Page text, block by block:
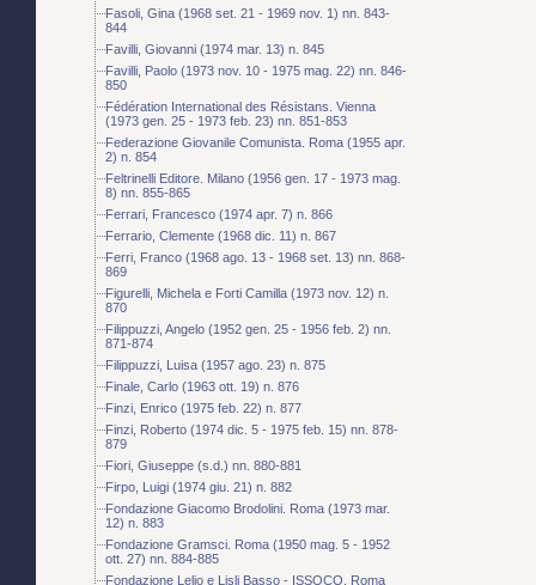
Fasoli, Gina (1968 set. 21 - 1969 nov. 1) nn. 843-
844
Favilli, Giovanni (1974 mar. 13) n. 845
Favilli, Paolo (1973 nov. 10 - 1975 mag. 22) nn. 846-
850
Fédération International des Résistans. Vienna
(1973 gen. 25 - 1973 feb. 23) nn. 851-853
Federazione Giovanile Comunista. Roma (1955 apr.
2) n. 854
Feltrinelli Editore. Milano (1956 gen. 17 - 1973 mag.
8) nn. 855-865
Ferrari, Francesco (1974 apr. 7) n. 866
Ferrario, Clemente (1968 dic. 11) n. 867
Ferri, Franco (1968 ago. 13 - 1968 set. 13) nn. 868-
869
Figurelli, Michela e Forti Camilla (1973 nov. 12) n.
870
Filippuzzi, Angelo (1952 gen. 25 - 1956 feb. 2) nn.
871-874
Filippuzzi, Luisa (1957 ago. 23) n. 875
Finale, Carlo (1963 ott. 19) n. 876
Finzi, Enrico (1975 feb. 22) n. 877
Finzi, Roberto (1974 dic. 5 - 1975 feb. 15) nn. 878-
879
Fiori, Giuseppe (s.d.) nn. 880-881
Firpo, Luigi (1974 giu. 21) n. 882
Fondazione Giacomo Brodolini. Roma (1973 mar.
12) n. 883
Fondazione Gramsci. Roma (1950 mag. 5 - 1952
ott. 27) nn. 884-885
Fondazione Lelio e Lisli Basso - ISSOCO. Roma